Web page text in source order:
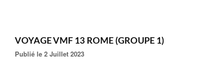
VOYAGE VMF 13 ROME (GROUPE 1)
Publié le 2 Juillet 2023